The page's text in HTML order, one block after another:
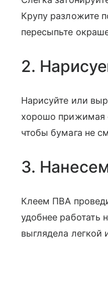
Крупу разложите
пересыпьте
2.
Нарисуйте или
хорошо прижимая
чтобы бумага не
3.
Клеем ПВА
удобнее работать
выглядела легкой